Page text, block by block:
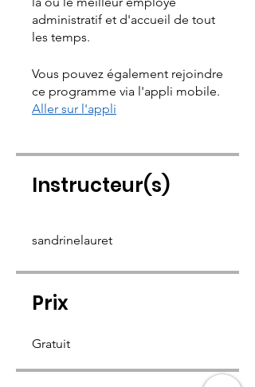
administratif et d'accueil de tout
les temps.
Vous pouvez également rejoindre
ce programme via l'appli mobile.
Aller sur l'appli
Instructeur(s)
sandrinelauret
Prix
Gratuit